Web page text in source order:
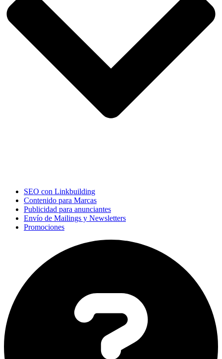
SEO con Linkbuilding
Contenido para Marcas
Publicidad para anunciantes
Envío de Mailings y Newsletters
Promociones